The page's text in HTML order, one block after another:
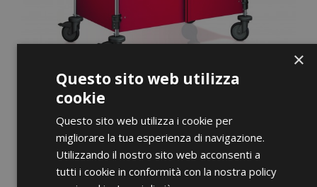
ANTEPRIMA
×
Questo sito web utilizza
cookie
Questo sito web utilizza i cookie per
migliorare la tua esperienza di navigazione.
Utilizzando il nostro sito web acconsenti a
tutti i cookie in conformità con la nostra policy